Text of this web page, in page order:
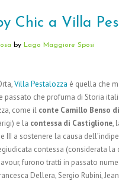
Chic a Villa
by Lago Maggiore Sposi
Villa Pestalozza è quella che
che profuma di Storia
come il conte Camillo Benso
e la contessa di Castiglione,
III a sostenere la causa
contessa (considerata
furono tratti in passato
Dellera, Sergio Rubini,